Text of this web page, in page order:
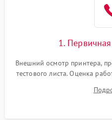
1.
Внешний осмотр принтера,
тестового листа. Оценка
выявление посторонних
дефектов печати